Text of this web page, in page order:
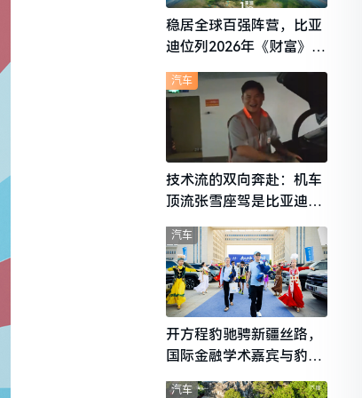
稳居全球百强阵营，比亚
迪位列2026年《财富》世
技术流的双向奔赴：机车
顶流张雪座驾是比亚迪秦
L
汽车
开方程豹驰骋新疆丝路，
国际金融学术嘉宾与豹友
共赴山海热爱
汽车
汽车